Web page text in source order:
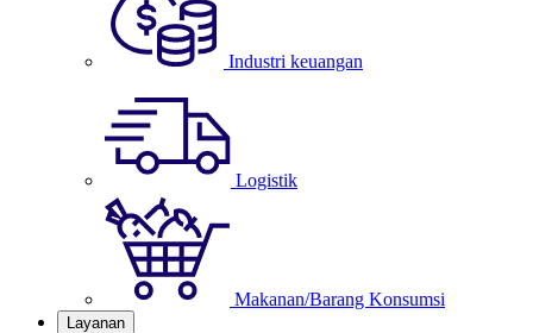
Industri keuangan
Logistik
Makanan/Barang Konsumsi
Layanan